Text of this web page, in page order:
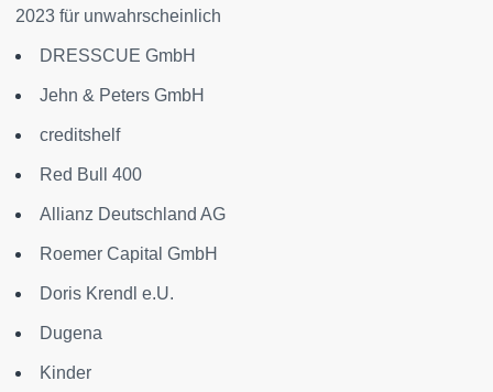
2023 für unwahrscheinlich
DRESSCUE GmbH
Jehn & Peters GmbH
creditshelf
Red Bull 400
Allianz Deutschland AG
Roemer Capital GmbH
Doris Krendl e.U.
Dugena
Kinder